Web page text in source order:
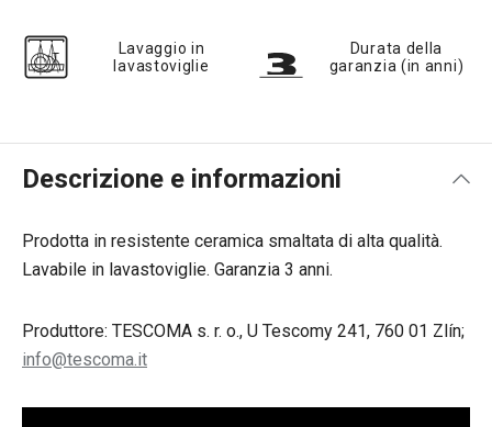
Lavaggio in
lavastoviglie
Durata della
garanzia (in anni)
Descrizione e informazioni
Prodotta in resistente ceramica smaltata di alta qualità.
Lavabile in lavastoviglie. Garanzia 3 anni.
Produttore: TESCOMA s. r. o., U Tescomy 241, 760 01 Zlín;
info@tescoma.it